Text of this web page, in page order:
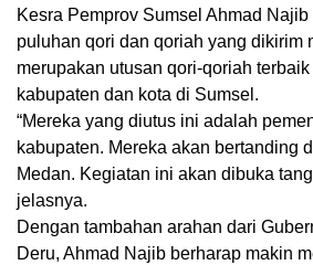
Kesra Pemprov Sumsel Ahmad Najib
puluhan qori dan qoriah yang dikirim
merupakan utusan qori-qoriah
kabupaten dan kota di Sumsel.
“Mereka yang diutus ini adalah
kabupaten. Mereka akan bertanding
Medan. Kegiatan ini akan dibuka
jelasnya.
Dengan tambahan arahan dari
Deru, Ahmad Najib berharap makin